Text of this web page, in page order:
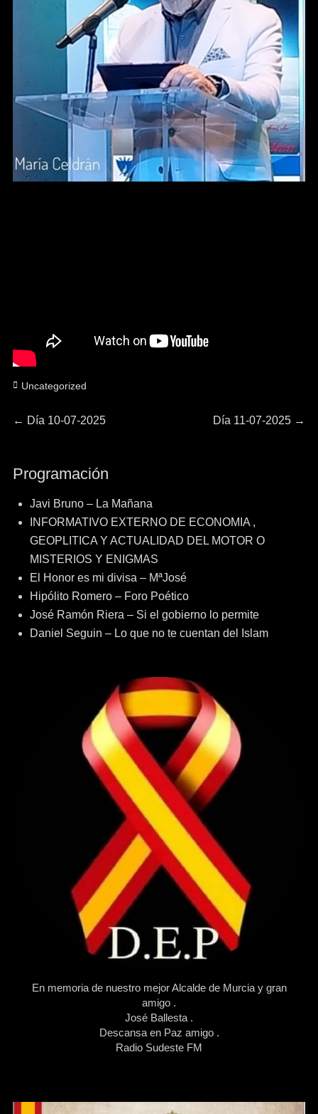
Categorías
Uncategorized
Navegación
entradas
← Entrada
Día 10-07-2025
Entrada
Día 11-07-2025 →
Programación
Javi Bruno – La Mañana
INFORMATIVO EXTERNO DE ECONOMIA ,
GEOPLITICA Y ACTUALIDAD DEL MOTOR O
MISTERIOS Y ENIGMAS
El Honor es mi divisa – MªJosé
Hipólito Romero – Foro Poético
José Ramón Riera – Si el gobierno lo permite
Daniel Seguin – Lo que no te cuentan del Islam
En memoria de nuestro mejor Alcalde de Murcia y gran
amigo .
José Ballesta .
Descansa en Paz amigo .
Radio Sudeste FM